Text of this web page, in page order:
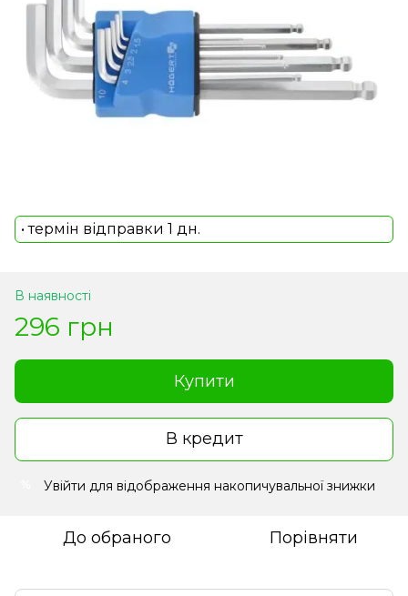
• термін відправки 1 дн.
В наявності
296 грн
Купити
В кредит
Увійти для відображення накопичувальної знижки
До обраного Порівняти